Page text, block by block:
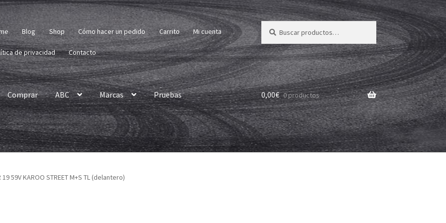
Blog Shop Cómo hacer un pedido Carrito Mi cuenta
de privacidad Contacto
Buscar
por:
Buscar
Comprar ABC Marcas Pruebas 0,00€ 0 productos
59V KAROO STREET M+S TL (delantero)